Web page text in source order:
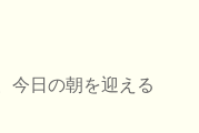
今日の朝を迎える